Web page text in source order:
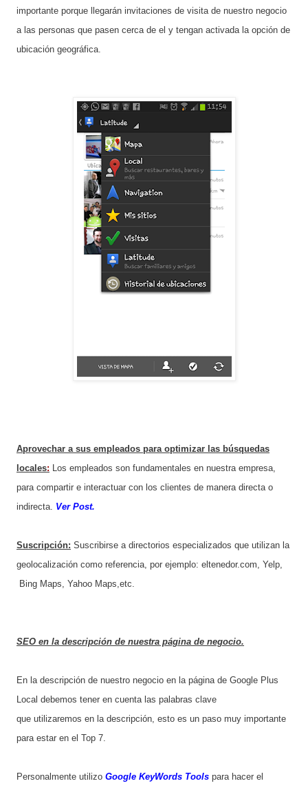
importante porque llegarán invitaciones de visita de nuestro negocio
a las personas que pasen cerca de el y tengan activada la opción de
ubicación geográfica.
Aprovechar a sus empleados para optimizar las búsquedas
locales: Los empleados son fundamentales en nuestra empresa,
para compartir e interactuar con los clientes de manera directa o
indirecta. Ver Post.
Suscripción: Suscribirse a directorios especializados que utilizan la
geolocalización como referencia, por ejemplo: eltenedor.com, Yelp,
Bing Maps, Yahoo Maps,etc.
SEO en la descripción de nuestra página de negocio.
En la descripción de nuestro negocio en la página de Google Plus
Local debemos tener en cuenta las palabras clave
que utilizaremos en la descripción, esto es un paso muy importante
para estar en el Top 7.
Personalmente utilizo Google KeyWords Tools para hacer el